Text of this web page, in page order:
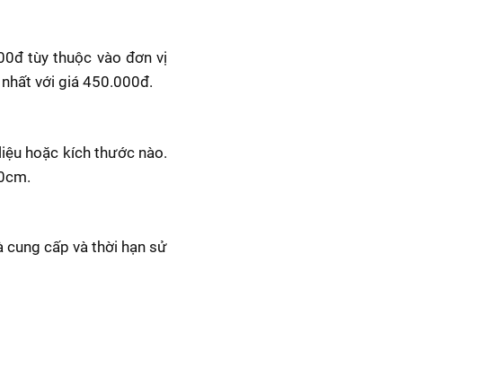
tùy thuộc vào đơn vị
với giá 450.000đ.
hoặc kích thước nào.
cung cấp và thời hạn sử